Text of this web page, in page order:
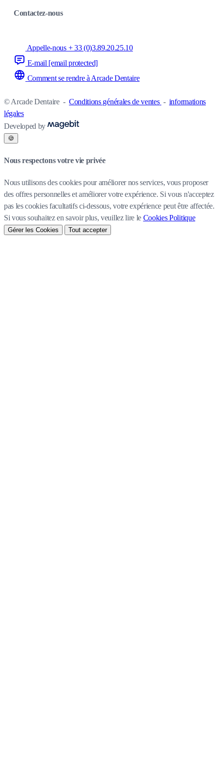
Contactez-nous
Appelle-nous + 33 (0)3.89.20.25.10
E-mail [email protected]
Comment se rendre à Arcade Dentaire
© Arcade Dentaire - Conditions générales de ventes - informations
légales
Developed by
🍪
Nous respectons votre vie privée
Nous utilisons des cookies pour améliorer nos services, vous proposer
des offres personnelles et améliorer votre expérience. Si vous n'acceptez
pas les cookies facultatifs ci-dessous, votre expérience peut être affectée.
Si vous souhaitez en savoir plus, veuillez lire le Cookies Politique
Gérer les Cookies Tout accepter